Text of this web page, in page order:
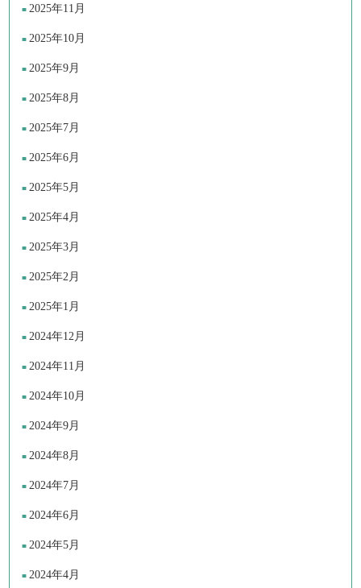
2025年11月
2025年10月
2025年9月
2025年8月
2025年7月
2025年6月
2025年5月
2025年4月
2025年3月
2025年2月
2025年1月
2024年12月
2024年11月
2024年10月
2024年9月
2024年8月
2024年7月
2024年6月
2024年5月
2024年4月